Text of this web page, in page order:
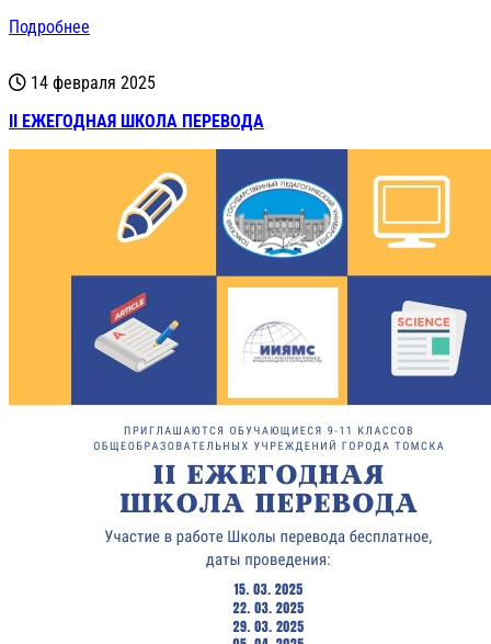
Подробнее
14 февраля 2025
II ЕЖЕГОДНАЯ ШКОЛА ПЕРЕВОДА